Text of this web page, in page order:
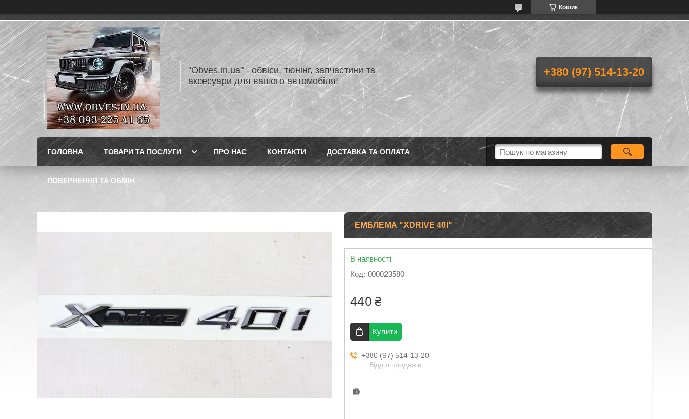
Кошик
"Obves.in.ua" - обвіси, тюнінг, запчастини та
аксесуари для вашого автомобіля!
+380 (97) 514-13-20
ГОЛОВНА ТОВАРИ ТА ПОСЛУГИ ПРО НАС КОНТАКТИ ДОСТАВКА ТА ОПЛАТА
ПОВЕРНЕННЯ ТА ОБМІН
ЕМБЛЕМА "XDRIVE 40I"
В наявності
Код: 000023580
440 ₴
Купити
+380 (97) 514-13-20
Відділ продажів